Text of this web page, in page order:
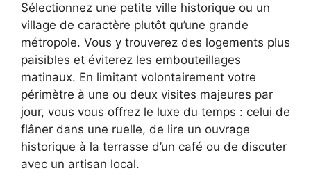
Sélectionnez une petite ville historique ou un
village de caractère plutôt qu’une grande
métropole. Vous y trouverez des logements plus
paisibles et éviterez les embouteillages
matinaux. En limitant volontairement votre
périmètre à une ou deux visites majeures par
jour, vous vous offrez le luxe du temps : celui de
flâner dans une ruelle, de lire un ouvrage
historique à la terrasse d’un café ou de discuter
avec un artisan local.